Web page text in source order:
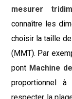
mesurer
connaître les
choisir la taille
(MMT). Par
pont Machine
proportionnel